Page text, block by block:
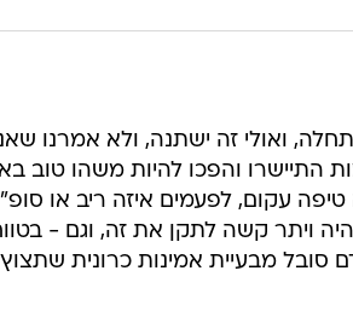
ואולי זה ישתנה, ולא אמרנו
התיישרו והפכו להיות משהו טוב
עקום, לפעמים איזה ריב או
ויתר קשה לתקן את זה, וגם -
מבעיית אמינות כרונית